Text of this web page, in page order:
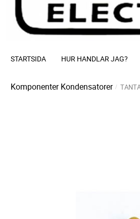
STARTSIDA HUR HANDLAR JAG?
Komponenter Kondensatorer